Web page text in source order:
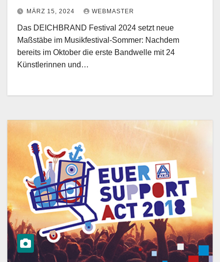
MÄRZ 15, 2024 WEBMASTER
Das DEICHBRAND Festival 2024 setzt neue
Maßstäbe im Musikfestival-Sommer: Nachdem
bereits im Oktober die erste Bandwelle mit 24
Künstlerinnen und…